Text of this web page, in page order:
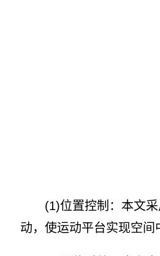
(1)位置控制：本文采
动，使运动平台实现空间